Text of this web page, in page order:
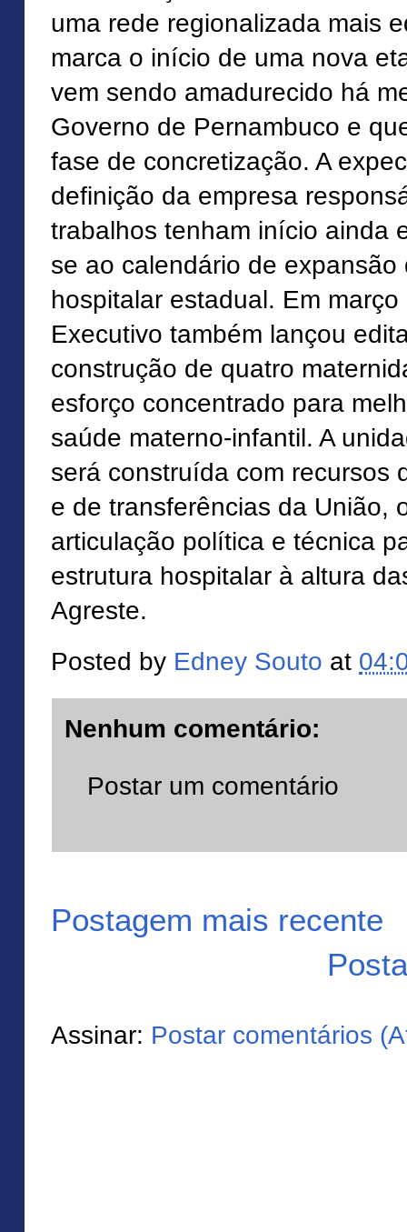
uma rede regionalizada mais
marca o início de uma nova
vem sendo amadurecido há
Governo de Pernambuco e
fase de concretização. A
definição da empresa
trabalhos tenham início ainda
se ao calendário de expansão
hospitalar estadual. Em
Executivo também lançou
construção de quatro
esforço concentrado para
saúde materno-infantil. A
será construída com recursos
e de transferências da União,
articulação política e técnica
estrutura hospitalar à altura
Agreste.
Posted by Edney Souto at
Nenhum comentário:
Postar um comentário
Postagem mais recente
Assinar: Postar comentários